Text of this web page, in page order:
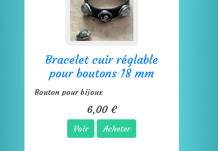
Bracelet cuir réglable
pour boutons 18 mm
Bouton pour bijoux
6,00 €
Voir Acheter